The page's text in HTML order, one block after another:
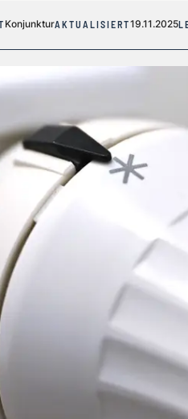
KonjunkturAKTUALISIERT19.11.2025